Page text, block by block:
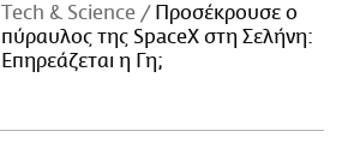
Τech & Science
Προσέκρουσε ο
πύραυλος της SpaceX στη Σελήνη:
Επηρεάζεται η Γη;